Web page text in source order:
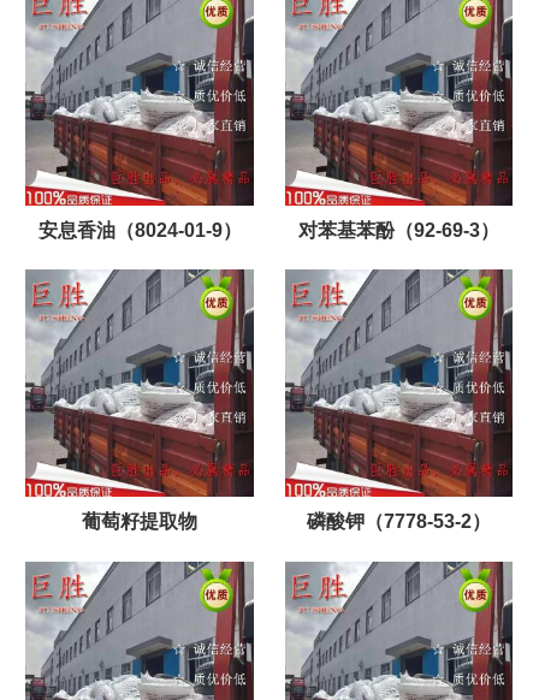
安息香油（8024-01-9） 对苯基苯酚（92-69-3）
葡萄籽提取物 磷酸钾（7778-53-2）